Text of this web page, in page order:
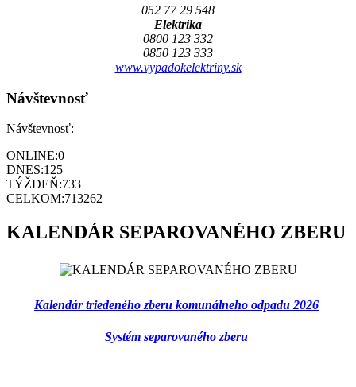
052 77 29 548
Elektrika
0800 123 332
0850 123 333
www.vypadokelektriny.sk
Návštevnosť
Návštevnosť:
ONLINE:0
DNES:125
TÝŽDEŇ:733
CELKOM:713262
KALENDÁR SEPAROVANÉHO ZBERU
Kalendár triedeného zberu komunálneho odpadu 2026
Systém separovaného zberu